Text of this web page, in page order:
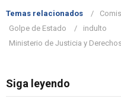
Temas relacionados
Golpe de Estado
indulto
Ministerio de Justicia y
Siga leyendo